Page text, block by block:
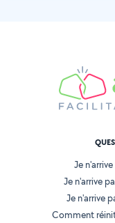
Je
Je n'arrive
Je n'arrive
Comment